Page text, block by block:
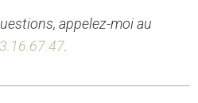
appelez-moi au